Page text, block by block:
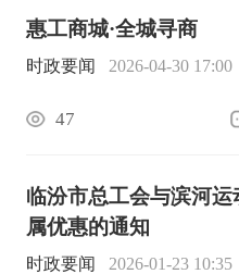
惠工商城·全城寻商
时政要闻 2026-04-30 17:00
47
临汾市总工会与滨河
属优惠的通知
时政要闻 2026-01-23 10:35